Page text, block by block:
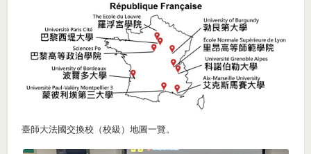
臺師大法國交換校（校級）地圖一覽。